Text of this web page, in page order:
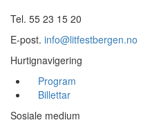
Tel. 55 23 15 20
E-post. info@litfestbergen.no
Hurtignavigering
Program
Billettar
Sosiale medium